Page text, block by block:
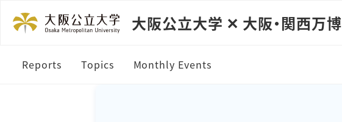
大阪公立大学 ✕ 大阪・関西万博
Reports Topics Monthly Events